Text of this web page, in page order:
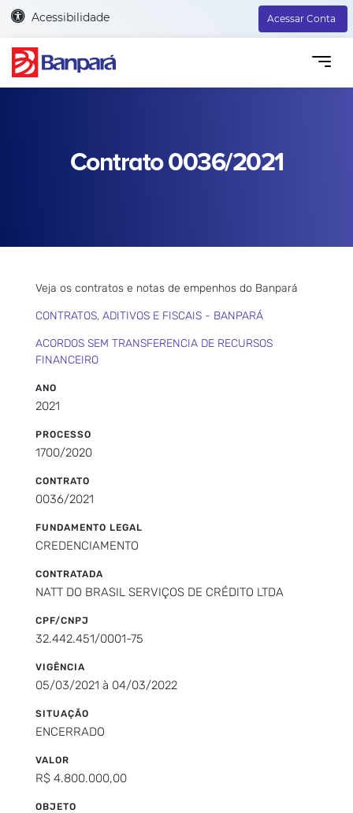
Acessibilidade Acessar Conta
Contrato 0036/2021
Veja os contratos e notas de empenhos do Banpará
CONTRATOS, ADITIVOS E FISCAIS - BANPARÁ
ACORDOS SEM TRANSFERENCIA DE RECURSOS
FINANCEIRO
ANO
2021
PROCESSO
1700/2020
CONTRATO
0036/2021
FUNDAMENTO LEGAL
CREDENCIAMENTO
CONTRATADA
NATT DO BRASIL SERVIÇOS DE CRÉDITO LTDA
CPF/CNPJ
32.442.451/0001-75
VIGÊNCIA
05/03/2021 à 04/03/2022
SITUAÇÃO
ENCERRADO
VALOR
R$ 4.800.000,00
OBJETO